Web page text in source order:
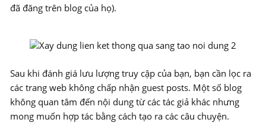
đã đăng trên blog của họ).
Sau khi đánh giá lưu lượng truy cập của bạn, bạn cần lọc ra
các trang web không chấp nhận guest posts. Một số blog
không quan tâm đến nội dung từ các tác giả khác nhưng
mong muốn hợp tác bằng cách tạo ra các câu chuyện.